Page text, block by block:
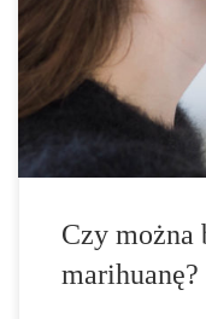
weterani jak i
świadomi tego, jak
alergiami sezonowymi,
pojawić się pytanie:
Czy można
marihuanę?